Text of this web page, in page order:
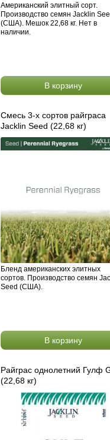
Американский элитный сорт.
Производство семян Jacklin
(США). Мешок 22,68 кг. Нет в
наличии.
В корзину
Смесь 3-х сортов райграса
Jacklin Seed (22,68 кг)
Бленд американских элитных
сортов. Производство семян
Seed (США).
В корзину
Райграс однолетний Гулф
(22,68 кг)